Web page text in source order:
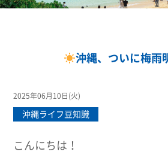
沖縄、ついに梅雨
2025年06月10日(火)
沖縄ライフ豆知識
こんにちは！